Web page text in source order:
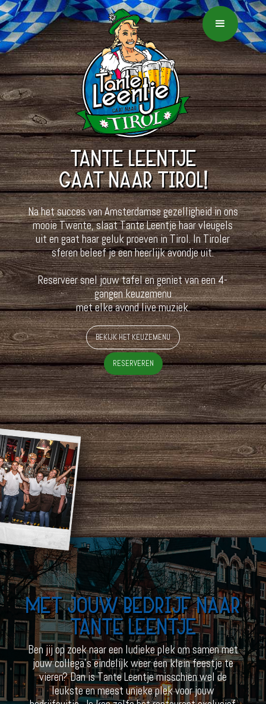
TANTE LEENTJE
GAAT NAAR TIROL!
Na het succes van Amsterdamse gezelligheid in ons
mooie Twente, slaat Tante Leentje haar vleugels
uit en gaat haar geluk proeven in Tirol. In Tiroler
sferen beleef je een heerlijk avondje uit.
Reserveer snel jouw tafel en geniet van een 4-
gangen keuzemenu
met elke avond live muziek.
BEKIJK HET KEUZEMENU
RESERVEREN
4-gangen menu
MET JOUW BEDRIJF NAAR
TANTE LEENTJE
Ben jij op zoek naar een ludieke plek om samen met
jouw collega’s eindelijk weer een klein feestje te
vieren? Dan is Tante Leentje misschien wel de
leukste en meest unieke plek voor jouw